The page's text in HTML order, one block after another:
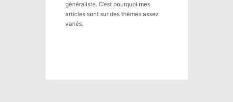
généraliste. C’est pourquoi mes
articles sont sur des thèmes assez
variés.